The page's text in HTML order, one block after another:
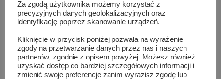
Za zgodą użytkownika możemy korzystać z
precyzyjnych danych geolokalizacyjnych oraz
identyfikację poprzez skanowanie urządzeń.
Kliknięcie w przycisk poniżej pozwala na wyrażenie
zgody na przetwarzanie danych przez nas i naszych
partnerów, zgodnie z opisem powyżej. Możesz również
uzyskać dostęp do bardziej szczegółowych informacji i
zmienić swoje preferencje zanim wyrazisz zgodę lub